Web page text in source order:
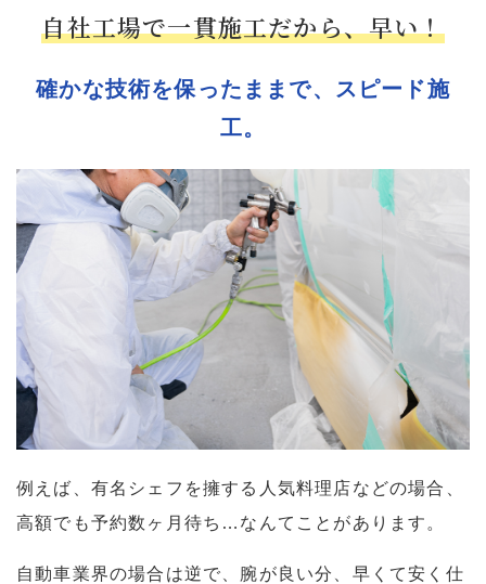
自社工場で一貫施工だから、早い！
確かな技術を保ったままで、スピード施
工。
例えば、有名シェフを擁する人気料理店などの場合、
高額でも予約数ヶ月待ち…なんてことがあります。
自動車業界の場合は逆で、腕が良い分、早くて安く仕